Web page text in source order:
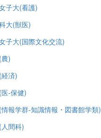
子大(看護)
大(獣医)
子大(国際文化交流)
)
済)
-保健)
報学群-知識情報・図書館学類)
間科)